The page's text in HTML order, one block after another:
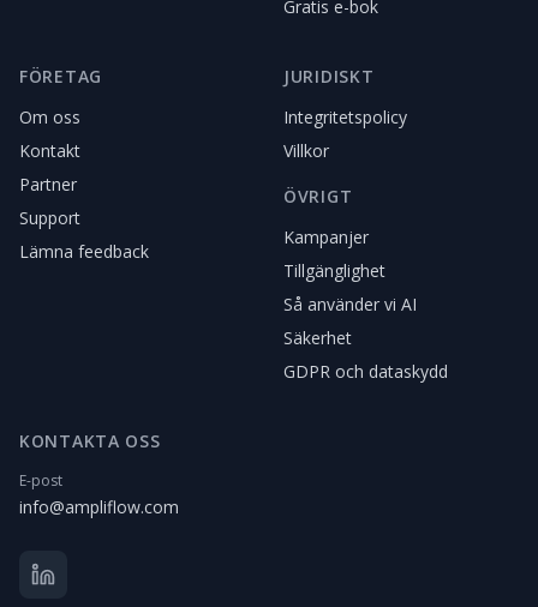
Gratis e-bok
FÖRETAG
Om oss
Kontakt
Partner
Support
Lämna feedback
JURIDISKT
Integritetspolicy
Villkor
ÖVRIGT
Kampanjer
Tillgänglighet
Så använder vi AI
Säkerhet
GDPR och dataskydd
KONTAKTA OSS
E-post
info@ampliflow.com